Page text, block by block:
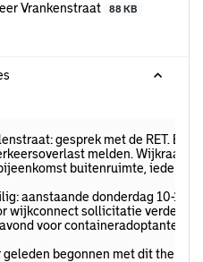
Vrankenstraat
88 KB
gesprek met de RET.
melden. Wijkraad
buitenruimte,
aanstaande donderdag 10-12
wijkconnect sollicitatie verder
voor containeradoptanten.
begonnen met dit thema.